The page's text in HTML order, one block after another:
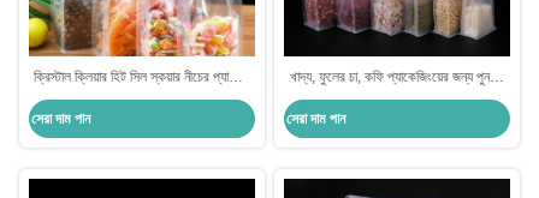
ক্রিস্টাল ক্লিয়ার হিট সিল স্কয়ার নীচের প্যাকেজ
ব্যাগ পোষা প্রাণী খাদ্য / স্ন্যাক প্যাকেজিং জন্য
সেরা দাম পান
খাদ্য, ফুলের চা, কফি প্যাকেজিংয়ের জন্য পুনরায়
বন্ধযোগ্য জিপার সহ ভারী দায়িত্ব ম্যাট ক্লিয়ার
স্কয়ার নীচে স্ট্যান্ড আপ পকেট ব্যাগ
সেরা দাম পান